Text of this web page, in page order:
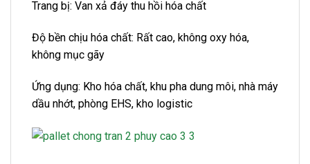
Trang bị: Van xả đáy thu hồi hóa chất
Độ bền chịu hóa chất: Rất cao, không oxy hóa,
không mục gãy
Ứng dụng: Kho hóa chất, khu pha dung môi, nhà máy
dầu nhớt, phòng EHS, kho logistic